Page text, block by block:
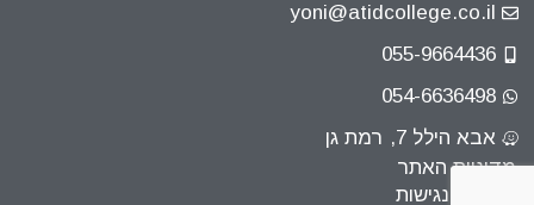
yoni@atidcollege.co.il
055-9664436
054-6636498
אבא הילל 7, רמת גן
מדיניות האתר
הצהרת נגישות